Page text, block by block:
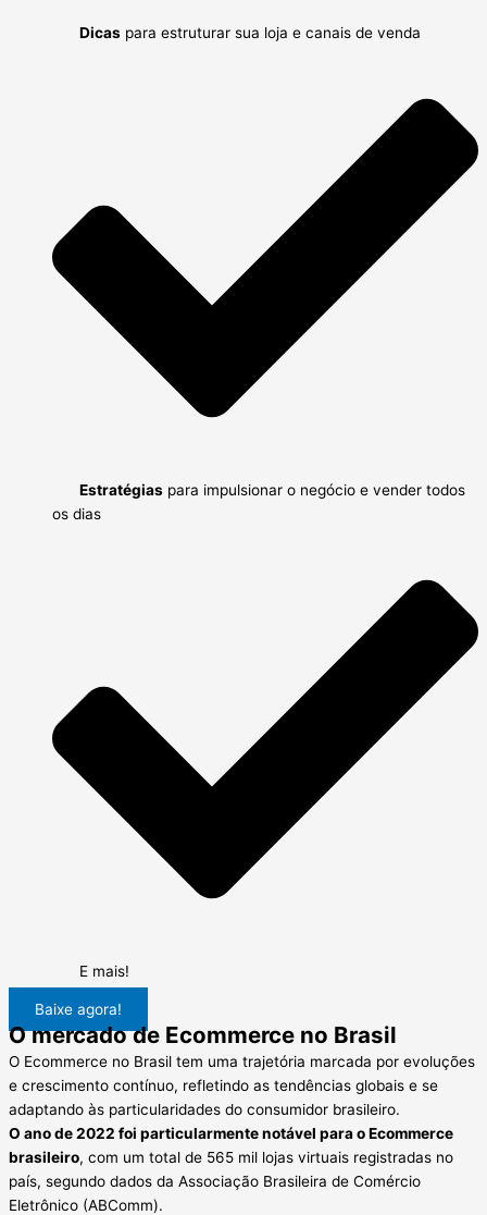
Dicas para estruturar sua loja e canais de venda
Estratégias para impulsionar o negócio e vender todos
os dias
E mais!
Baixe agora!
O mercado de Ecommerce no Brasil
O Ecommerce no Brasil tem uma trajetória marcada por evoluções
e crescimento contínuo, refletindo as tendências globais e se
adaptando às particularidades do consumidor brasileiro.
O ano de 2022 foi particularmente notável para o Ecommerce
brasileiro, com um total de 565 mil lojas virtuais registradas no
país, segundo dados da Associação Brasileira de Comércio
Eletrônico (ABComm).